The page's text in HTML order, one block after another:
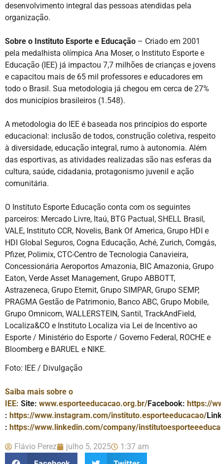
desenvolvimento integral das pessoas atendidas pela
organização.
Sobre o Instituto Esporte e Educação – Criado em 2001
pela medalhista olímpica Ana Moser, o Instituto Esporte e
Educação (IEE) já impactou 7,7 milhões de crianças e jovens
e capacitou mais de 65 mil professores e educadores em
todo o Brasil. Sua metodologia já chegou em cerca de 27%
dos municípios brasileiros (1.548).
A metodologia do IEE é baseada nos princípios do esporte
educacional: inclusão de todos, construção coletiva, respeito
à diversidade, educação integral, rumo à autonomia. Além
das esportivas, as atividades realizadas são nas esferas da
cultura, saúde, cidadania, protagonismo juvenil e ação
comunitária.
O Instituto Esporte Educação conta com os seguintes
parceiros: Mercado Livre, Itaú, BTG Pactual, SHELL Brasil,
VALE, Instituto CCR, Novelis, Bank Of America, Grupo HDI e
HDI Global Seguros, Cogna Educação, Aché, Zurich, Comgás,
Pfizer, Polimix, CTC-Centro de Tecnologia Canavieira,
Concessionária Aeroportos Amazonia, BIC Amazonia, Grupo
Eaton, Verde Asset Management, Grupo ABBOTT,
Astrazeneca, Grupo Eternit, Grupo SIMPAR, Grupo SEMP,
PRAGMA Gestão de Patrimonio, Banco ABC, Grupo Mobile,
Grupo Omnicom, WALLERSTEIN, Santil, TrackAndField,
Localiza&CO e Instituto Localiza via Lei de Incentivo ao
Esporte / Ministério do Esporte / Governo Federal, ROCHE e
Bloomberg e BARUEL e NIKE.
Foto: IEE / Divulgação
Saiba mais sobre o
IEE: Site: www.esporteeducacao.org.br/Facebook: https://
: https://www.instagram.com/instituto.esporteeducacao/
: https://www.linkedin.com/company/
Flávio Perez julho 5, 2025
1:37 am